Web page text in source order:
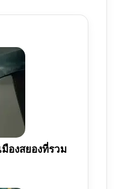
องสยองที่รวม